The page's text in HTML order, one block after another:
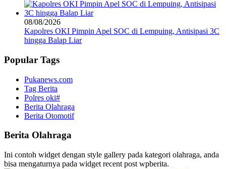
08/08/2026
Kapolres OKI Pimpin Apel SOC di Lempuing, Antisipasi 3C
hingga Balap Liar
Popular Tags
Pukanews.com
Tag Berita
Polres oki#
Berita Olahraga
Berita Otomotif
Berita Olahraga
Ini contoh widget dengan style gallery pada kategori olahraga, anda
bisa mengaturnya pada widget recent post wpberita.